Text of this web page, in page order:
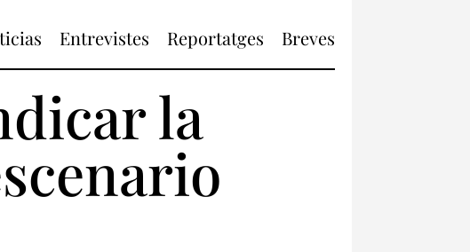
Entrevistes Reportatges Breves
la